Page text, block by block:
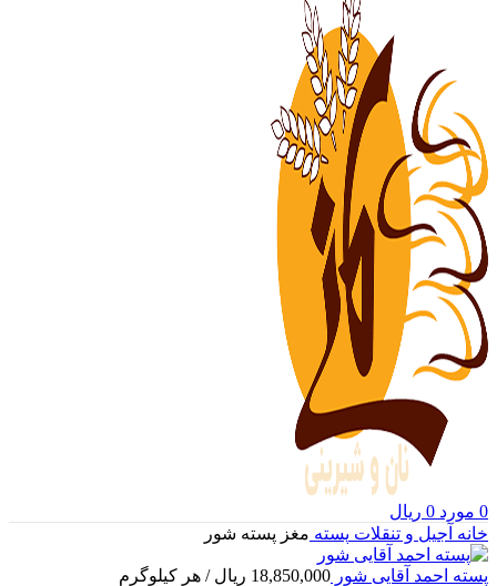
0 مورد 0 ریال
خانه آجیل و تنقلات پسته مغز پسته شور
پسته احمد آقایی شور 18,850,000 ریال / هر کیلوگرم